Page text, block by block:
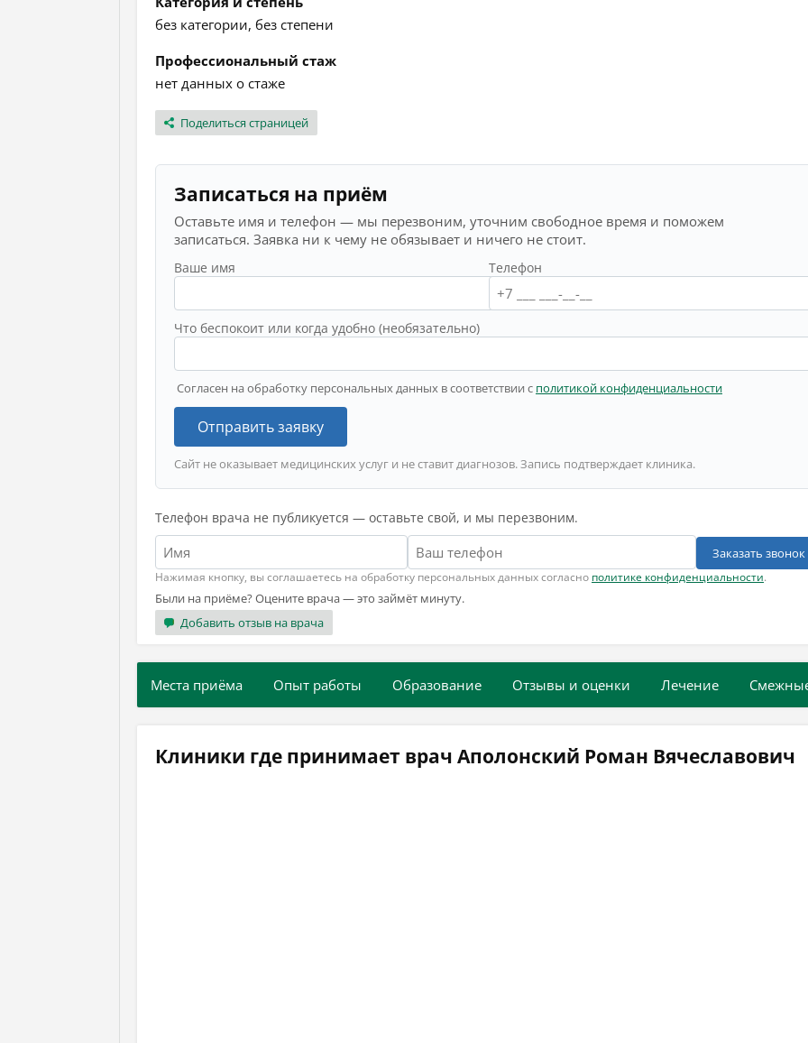
без категории, без степени
Профессиональный стаж
нет данных о стаже
Поделиться страницей
Записаться на приём
Оставьте имя и телефон — мы перезвоним, уточним свободное время и поможем
записаться. Заявка ни к чему не обязывает и ничего не стоит.
Ваше имя Телефон
Что беспокоит или когда удобно (необязательно)
Согласен на обработку персональных данных в соответствии с политикой конфиденциальности
Отправить заявку
Сайт не оказывает медицинских услуг и не ставит диагнозов. Запись подтверждает клиника.
Телефон врача не публикуется — оставьте свой, и мы перезвоним.
Заказать звонок
Нажимая кнопку, вы соглашаетесь на обработку персональных данных согласно политике конфиденциальности.
Были на приёме? Оцените врача — это займёт минуту.
Добавить отзыв на врача
Места приёма Опыт работы Образование Отзывы и оценки Лечение
Клиники где принимает врач Аполонский Роман Вячеславович